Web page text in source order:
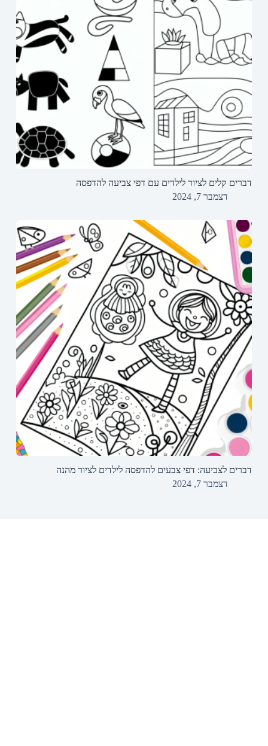
דברים קלים לציור לילדים עם דפי צביעה להדפסה
דצמבר 7, 2024
דברים לצביעה: דפי צבעים להדפסה לילדים לציור מהנה
דצמבר 7, 2024